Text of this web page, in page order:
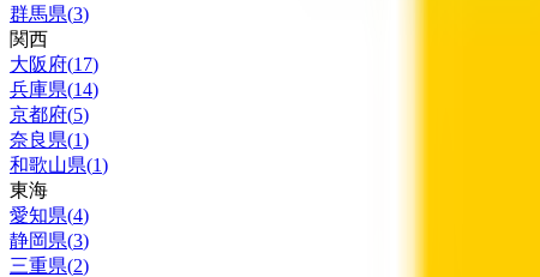
群馬県(3)
関西
大阪府(17)
兵庫県(14)
京都府(5)
奈良県(1)
和歌山県(1)
東海
愛知県(4)
静岡県(3)
三重県(2)